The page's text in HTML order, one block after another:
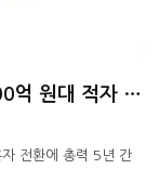
지상파 올해도 빨간불?…KBS “올해 100억 원대 적자 예상”
전환에 총력 5년 간